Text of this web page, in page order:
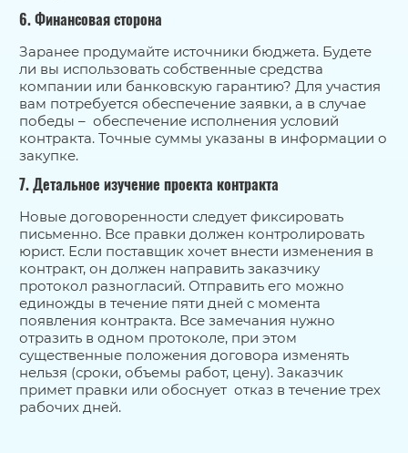
6. Финансовая сторона
Заранее продумайте источники бюджета. Будете
ли вы использовать собственные средства
компании или банковскую гарантию? Для участия
вам потребуется обеспечение заявки, а в случае
победы – обеспечение исполнения условий
контракта. Точные суммы указаны в информации о
закупке.
7. Детальное изучение проекта контракта
Новые договоренности следует фиксировать
письменно. Все правки должен контролировать
юрист. Если поставщик хочет внести изменения в
контракт, он должен направить заказчику
протокол разногласий. Отправить его можно
единожды в течение пяти дней с момента
появления контракта. Все замечания нужно
отразить в одном протоколе, при этом
существенные положения договора изменять
нельзя (сроки, объемы работ, цену). Заказчик
примет правки или обоснует отказ в течение трех
рабочих дней.